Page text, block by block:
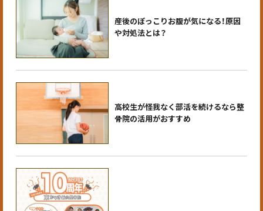
産後のぽっこりお腹が気になる！原因
や対処法とは？
高校生が怪我なく部活を続けるなら整
骨院の活用がおすすめ